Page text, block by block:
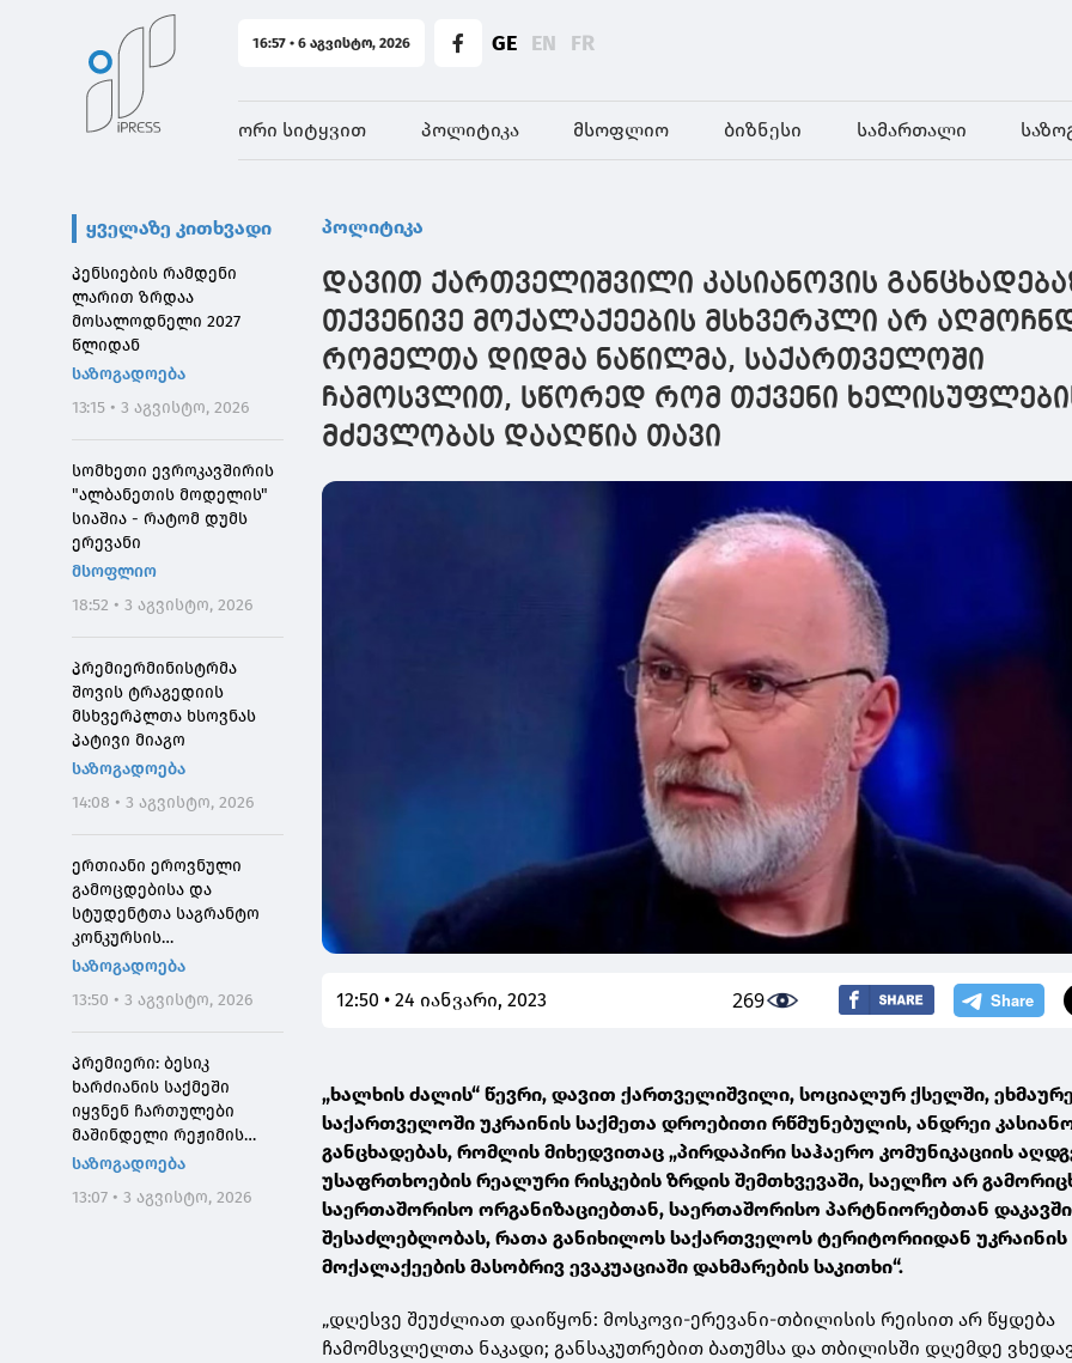
16:57 • 6 აგვისტო, 2026 GE EN FR
ორი სიტყვით პოლიტიკა მსოფლიო ბიზნესი სამართალი
ყველაზე კითხვადი
პენსიების რამდენი
ლარით ზრდაა
მოსალოდნელი 2027
წლიდან
საზოგადოება
13:15 • 3 აგვისტო, 2026
სომხეთი ევროკავშირის
"ალბანეთის მოდელის"
სიაშია - რატომ დუმს
ერევანი
მსოფლიო
18:52 • 3 აგვისტო, 2026
პრემიერმინისტრმა
შოვის ტრაგედიის
მსხვერპლთა ხსოვნას
პატივი მიაგო
საზოგადოება
14:08 • 3 აგვისტო, 2026
ერთიანი ეროვნული
გამოცდებისა და
სტუდენტთა საგრანტო
კონკურსის
მონაწილეებისთვის
განაცხადების მიღება 4
აგვისტოს 10:00
საათიდან დაიწყება
საზოგადოება
13:50 • 3 აგვისტო, 2026
პრემიერი: ბესიკ
ხარძიანის საქმეში
იყვნენ ჩართულები
მაშინდელი რეჟიმის
მაღალჩინოსნები, ეს
შეგვახსენებს იმას, თუ
საზოგადოება
13:07 • 3 აგვისტო, 2026
პოლიტიკა
დავით ქართველიშვილი კასიანოვის
თქვენივე მოქალაქეების მსხვერპლი არ
რომელთა დიდმა ნაწილმა, საქართველოში
ჩამოსვლით, სწორედ რომ თქვენი
მძევლობას დააღწია თავი
12:50 • 24 იანვარი, 2023 269
„ხალხის ძალის“ წევრი, დავით ქართველიშვილი, სოციალურ ქსელში,
საქართველოში უკრაინის საქმეთა დროებითი რწმუნებულის, ანდრეი
განცხადებას, რომლის მიხედვითაც „პირდაპირი საჰაერო კომუნიკაციის
უსაფრთხოების რეალური რისკების ზრდის შემთხვევაში, საელჩო არ
საერთაშორისო ორგანიზაციებთან, საერთაშორისო პარტნიორებთან
შესაძლებლობას, რათა განიხილოს საქართველოს ტერიტორიიდან უკრაინის
მოქალაქეების მასობრივ ევაკუაციაში დახმარების საკითხი“.
„დღესვე შეუძლიათ დაიწყონ: მოსკოვი-ერევანი-თბილისის რეისით არ წყდება
ჩამომსვლელთა ნაკადი; განსაკუთრებით ბათუმსა და თბილისში დღემდე